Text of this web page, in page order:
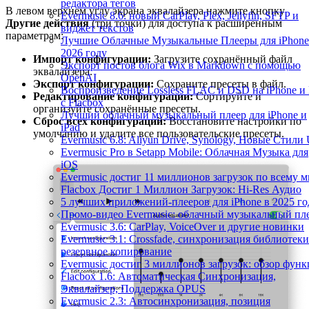
редактора тегов
Evermusic 8.6: новый CarPlay, Plex, Jellyfin, SFTP и
виджет текстов
Лучшие Облачные Музыкальные Плееры для
2026 году
Экспорт постов блога Wix в Markdown с помощью
OpenAI
Воспроизведение Lossless FLAC и DSD на iPhone и
с Flacbox
Лучший облачный музыкальный плеер для iPhone и
iPad
Evermusic 6.8: Aliyun Drive, Synology, Новые Стили
Evermusic Pro в Setapp Mobile: Облачная Музыка для
iOS
Evermusic достиг 11 миллионов загрузок по всему
Flacbox Достиг 1 Миллион Загрузок: Hi-Res Аудио
5 лучших приложений-плееров для iPhone в 2025
Промо-видео Evermusic: облачный музыкальный
Evermusic 3.6: CarPlay, VoiceOver и другие новинки
Evermusic 3.1: Crossfade, синхронизация
резервное копирование
Evermusic достиг 3 миллионов загрузок: обзор
Flacbox 1.6: Автоматическая Синхронизация,
Эквалайзер, Поддержка OPUS
Evermusic 2.3: Автосинхронизация, позиция
В левом верхнем углу экрана эквалайзера нажмите кнопку
Другие действия(три точки) для доступа к расширенным
параметрам:
Импорт конфигурации: Загрузите сохранённый файл
эквалайзера.
Экспорт конфигурации: Сохраните пресеты в файл.
Редактирование конфигурации:Сортируйте и
организуйте сохранённые пресеты.
Сброс всех конфигураций:Восстановите настройки по
умолчанию и удалите все пользовательские пресеты.